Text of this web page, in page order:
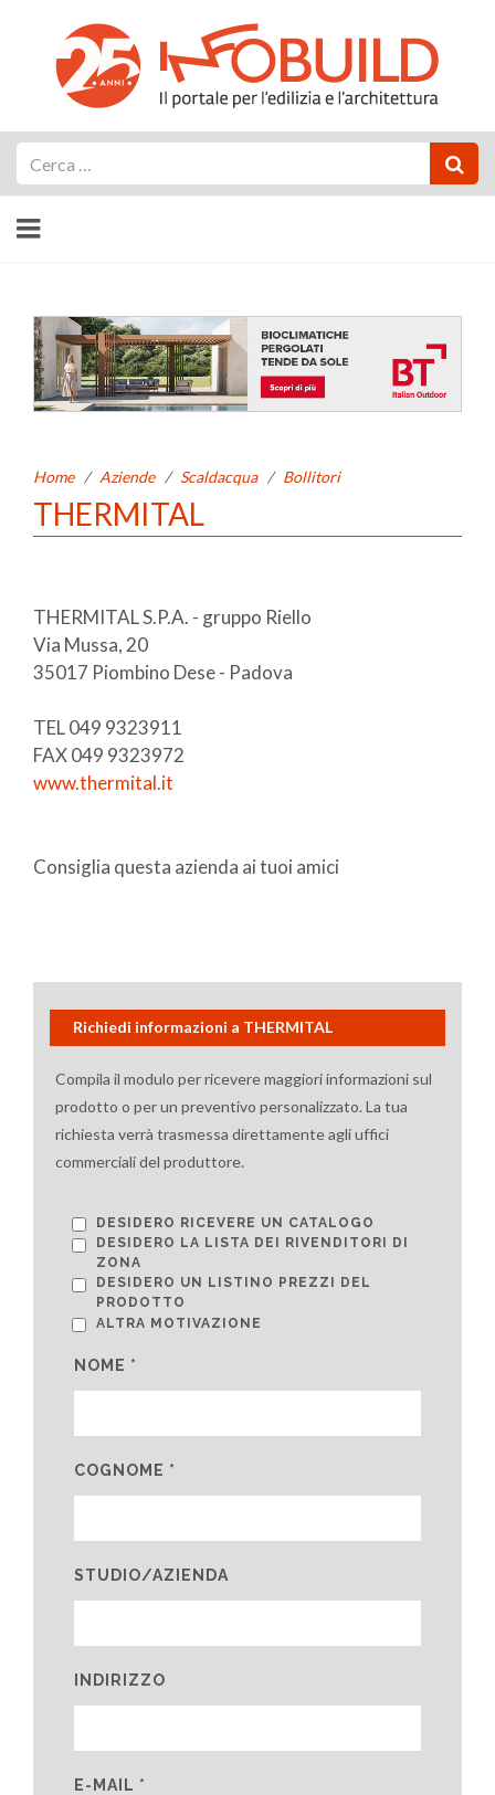
Home / Aziende / Scaldacqua / Bollitori
THERMITAL
THERMITAL S.P.A. - gruppo Riello
Via Mussa, 20
35017 Piombino Dese - Padova
TEL 049 9323911
FAX 049 9323972
www.thermital.it
Consiglia questa azienda ai tuoi amici
Richiedi informazioni a THERMITAL
Compila il modulo per ricevere maggiori informazioni sul
prodotto o per un preventivo personalizzato. La tua
richiesta verrà trasmessa direttamente agli uffici
commerciali del produttore.
DESIDERO RICEVERE UN CATALOGO
DESIDERO LA LISTA DEI RIVENDITORI DI
ZONA
DESIDERO UN LISTINO PREZZI DEL
PRODOTTO
ALTRA MOTIVAZIONE
NOME *
COGNOME *
STUDIO/AZIENDA
INDIRIZZO
E-MAIL *